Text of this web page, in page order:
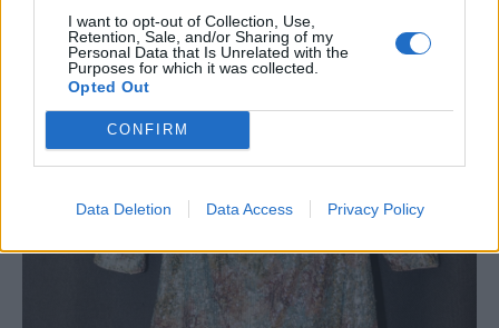
I want to opt-out of Collection, Use,
Retention, Sale, and/or Sharing of my
Personal Data that Is Unrelated with the
Purposes for which it was collected.
Opted Out
CONFIRM
Data Deletion Data Access Privacy Policy